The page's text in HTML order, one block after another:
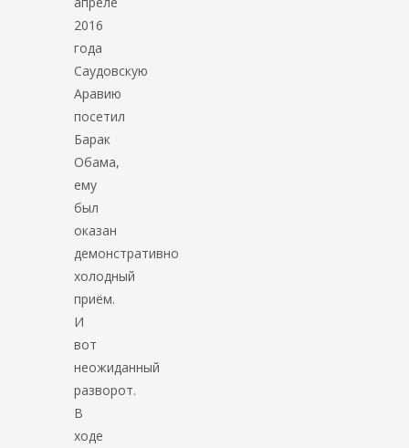
2016
года
Саудовскую
Аравию
посетил
Барак
Обама,
ему
был
оказан
демонстративно
холодный
приём.
И
вот
неожиданный
разворот.
В
ходе